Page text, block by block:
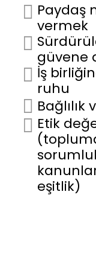
Paydaş
vermek
güvene
İş
ruhu
Bağlılık
Etik
eşitlik)